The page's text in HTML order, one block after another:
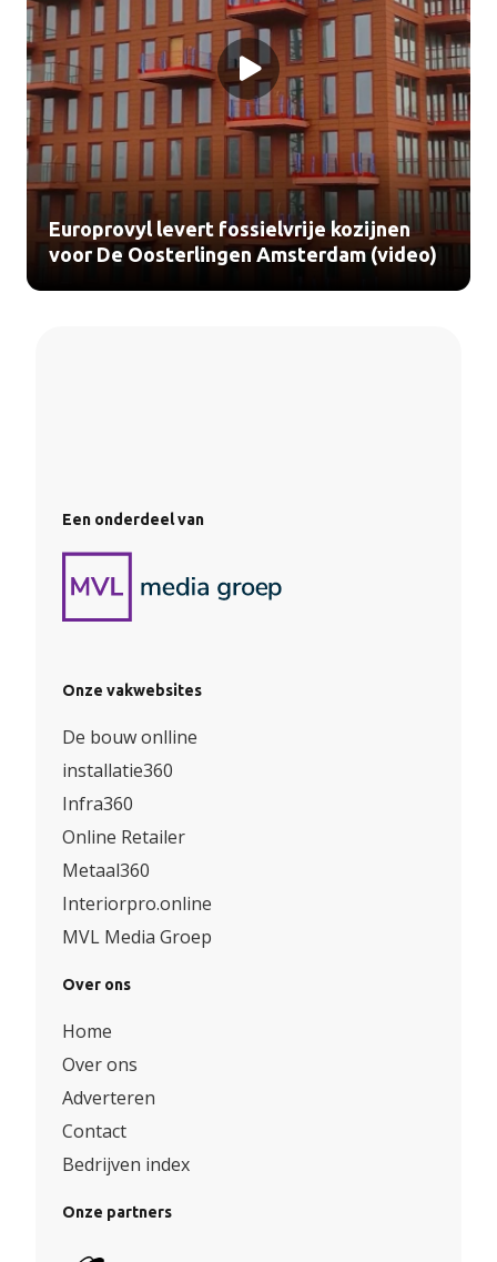
Europrovyl levert fossielvrije kozijnen
voor De Oosterlingen Amsterdam (video)
Een onderdeel van
Onze vakwebsites
De bouw onlline
installatie360
Infra360
Online Retailer
Metaal360
Interiorpro.online
MVL Media Groep
Over ons
Home
Over ons
Adverteren
Contact
Bedrijven index
Onze partners